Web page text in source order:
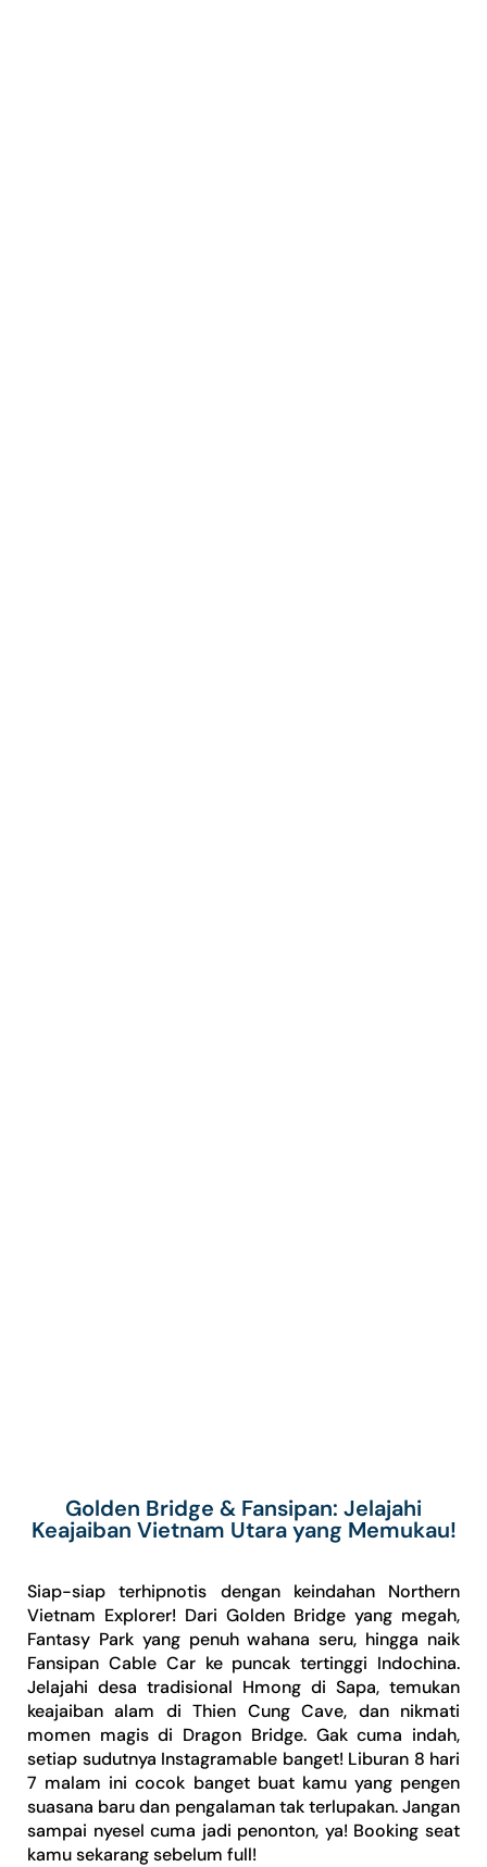
Golden Bridge & Fansipan: Jelajahi
Keajaiban Vietnam Utara yang Memukau!
Siap-siap terhipnotis dengan keindahan Northern
Vietnam Explorer! Dari Golden Bridge yang megah,
Fantasy Parkyang penuh wahana seru, hingga naik
Fansipan Cable Carke puncak tertinggi Indochina.
Jelajahi desa tradisional Hmong di Sapa, temukan
keajaiban alam diThien Cung Cave, dan nikmati
momen magis di Dragon Bridge. Gak cuma indah,
setiap sudutnya Instagramable banget! Liburan 8 hari
7 malam ini cocok banget buat kamu yang pengen
suasana baru dan pengalaman tak terlupakan. Jangan
sampai nyesel cuma jadi penonton, ya! Booking seat
kamu sekarang sebelum full!